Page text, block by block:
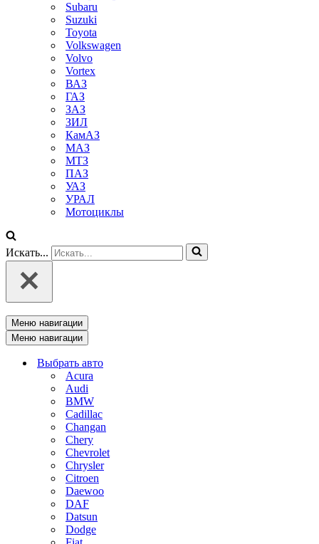
Subaru
Suzuki
Toyota
Volkswagen
Volvo
Vortex
ВАЗ
ГАЗ
ЗАЗ
ЗИЛ
КамАЗ
МАЗ
МТЗ
ПАЗ
УАЗ
УРАЛ
Мотоциклы
Искать...
Меню навигации
Меню навигации
Выбрать авто
Acura
Audi
BMW
Cadillac
Changan
Chery
Chevrolet
Chrysler
Citroen
Daewoo
DAF
Datsun
Dodge